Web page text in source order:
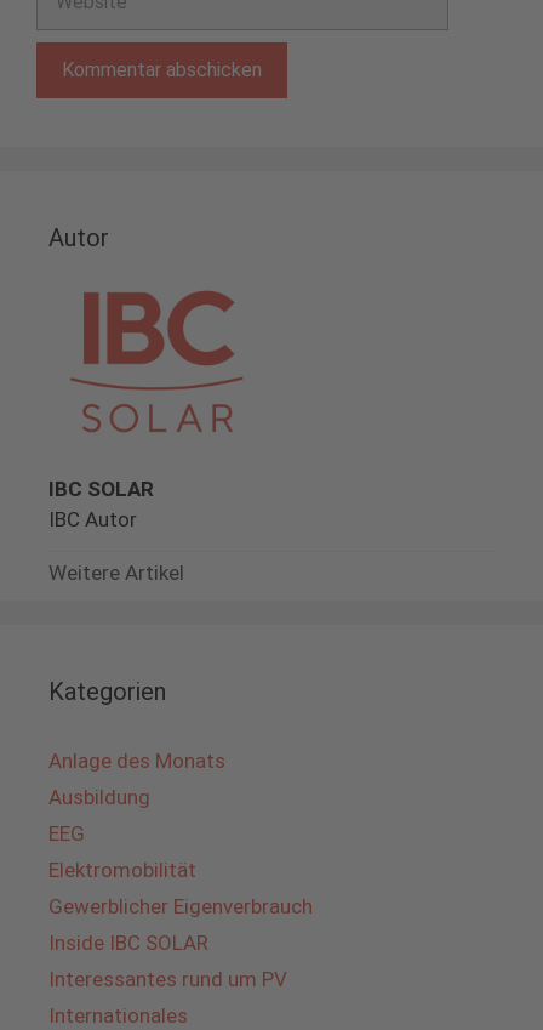
Autor
IBC SOLAR
IBC Autor
Weitere Artikel
Kategorien
Anlage des Monats
Ausbildung
EEG
Elektromobilität
Gewerblicher Eigenverbrauch
Inside IBC SOLAR
Interessantes rund um PV
Internationales